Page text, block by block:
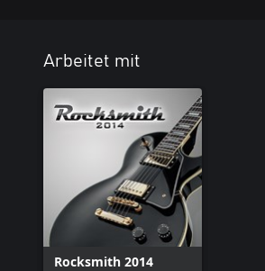
Arbeitet mit
Rocksmith 2014